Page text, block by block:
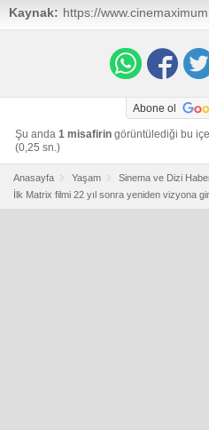
Kaynak: https://
Abone ol
Şu anda 1 misafirin görüntülediği bu
(0,25 sn.)
Anasayfa Yaşam
Sinema ve Dizi
İlk Matrix filmi 22 yıl sonra yeniden vizyona